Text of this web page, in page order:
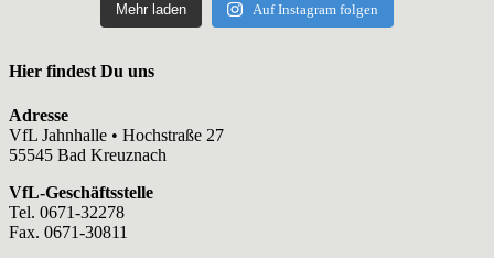
Mehr laden Auf Instagram folgen
Hier findest Du uns
Adresse
VfL Jahnhalle • Hochstraße 27
55545 Bad Kreuznach
VfL-Geschäftsstelle
Tel. 0671-32278
Fax. 0671-30811